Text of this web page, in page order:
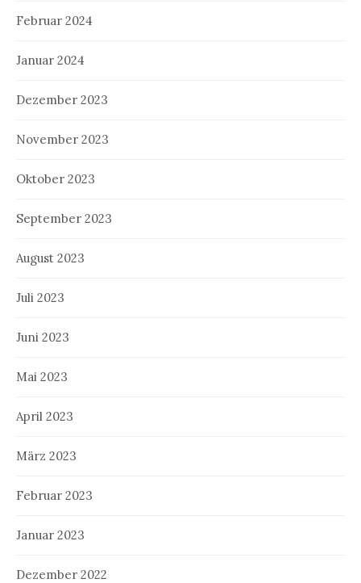
Februar 2024
Januar 2024
Dezember 2023
November 2023
Oktober 2023
September 2023
August 2023
Juli 2023
Juni 2023
Mai 2023
April 2023
März 2023
Februar 2023
Januar 2023
Dezember 2022